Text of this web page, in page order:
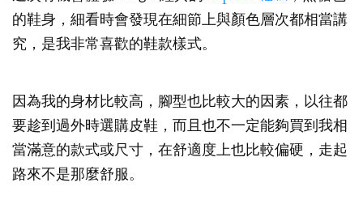
的鞋身，細看時會發現在細節上與顏色層次都相當講
究，是我非常喜歡的鞋款樣式。
因為我的身材比較高，腳型也比較大的因素，以往都
要趁到過外時選購皮鞋，而且也不一定能夠買到我相
當滿意的款式或尺寸，在舒適度上也比較偏硬，走起
路來不是那麼舒服。